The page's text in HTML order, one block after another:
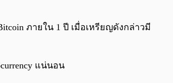
ภายใน 1 ปี เมื่อเหรียญดังกล่าวมี
แน่นอน